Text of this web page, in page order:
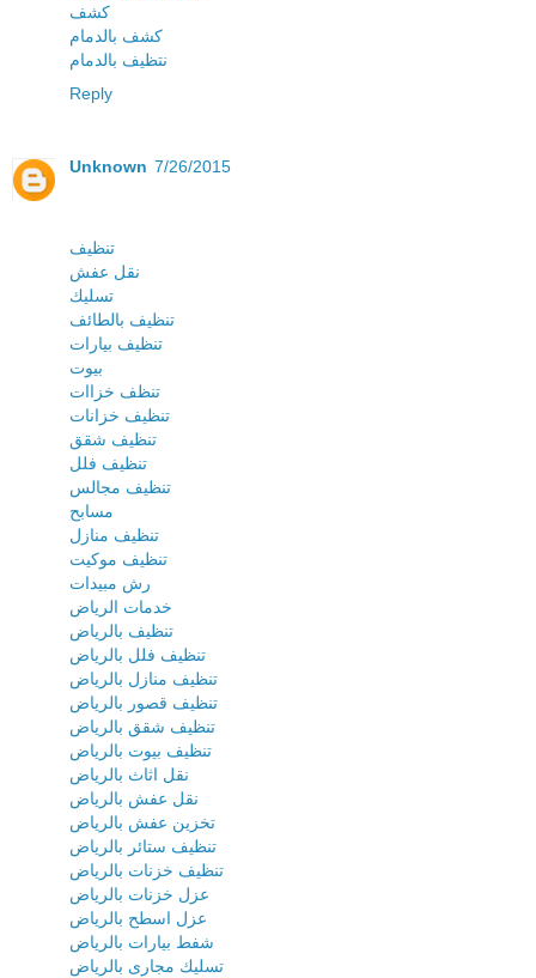
كشف
كشف بالدمام
نتظيف بالدمام
Reply
Unknown 7/26/2015
تنظيف
نقل عفش
تسليك
تنظيف بالطائف
تنظيف بيارات
بيوت
تنظف خزاات
تنظيف خزانات
تنظيف شقق
تنظيف فلل
تنظيف مجالس
مسابح
تنظيف منازل
تنظيف موكيت
رش مبيدات
خدمات الرياض
تنظيف بالرياض
تنظيف فلل بالرياض
تنظيف منازل بالرياض
تنظيف قصور بالرياض
تنظيف شقق بالرياض
تنظيف بيوت بالرياض
نقل اثاث بالرياض
نقل عفش بالرياض
تخزين عفش بالرياض
تنظيف ستائر بالرياض
تنظيف خزنات بالرياض
عزل خزنات بالرياض
عزل اسطح بالرياض
شفط بيارات بالرياض
تسليك مجارى بالرياض